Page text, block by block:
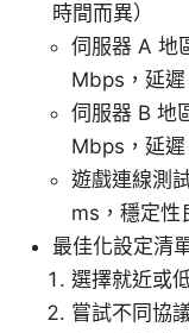
時間而異）
伺服器 A 地
Mbps，延
伺服器 B 地
Mbps，延
遊戲連線測
ms，穩定性
最佳化設定清
選擇就近或
嘗試不同協